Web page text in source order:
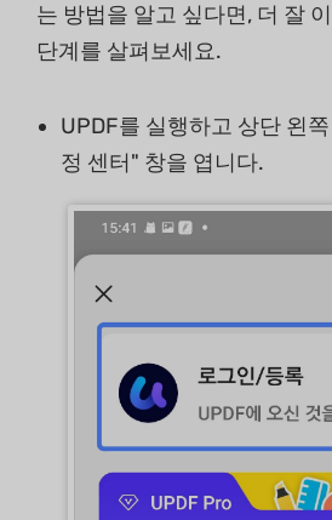
는 방법을 알고 싶다면, 더 잘
단계를 살펴보세요.
UPDF를 실행하고 상단 왼
정 센터" 창을 엽니다.